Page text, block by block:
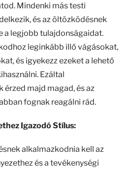
Mindenki más testi
és az öltözködésnek
a legjobb tulajdonságaidat.
leginkább illő vágásokat,
és igyekezz ezeket a lehető
Ezáltal
majd magad, és az
fognak reagálni rád.
Igazodó Stílus:
alkalmazkodnia kell az
és a tevékenységi